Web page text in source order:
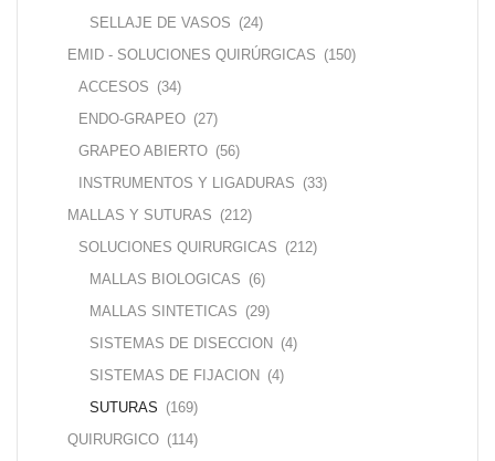
SELLAJE DE VASOS (24)
EMID - SOLUCIONES QUIRÚRGICAS (150)
ACCESOS (34)
ENDO-GRAPEO (27)
GRAPEO ABIERTO (56)
INSTRUMENTOS Y LIGADURAS (33)
MALLAS Y SUTURAS (212)
SOLUCIONES QUIRURGICAS (212)
MALLAS BIOLOGICAS (6)
MALLAS SINTETICAS (29)
SISTEMAS DE DISECCION (4)
SISTEMAS DE FIJACION (4)
SUTURAS (169)
QUIRURGICO (114)